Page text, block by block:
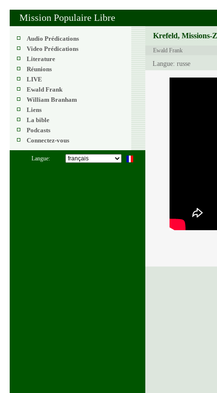
Mission Populaire Libre
Audio Prédications
Video Prédications
Literature
Réunions
LIVE
Ewald Frank
William Branham
Liens
La bible
Podcasts
Connectez-vous
Langue:
Krefeld, Missions-
Ewald Frank
Langue: russe